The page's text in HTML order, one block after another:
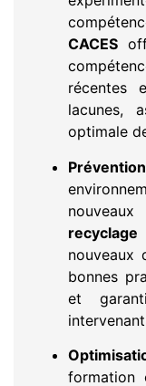
CACES
récentes
lacunes,
optimale
recyclage
nouveaux
bonnes
et
formation